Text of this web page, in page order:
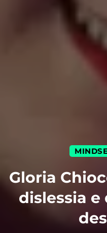
Gloria
dislessia e